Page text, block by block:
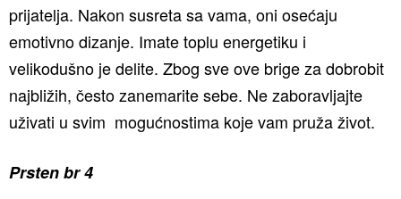
prijatelja. Nakon susreta sa vama, oni osećaju
emotivno dizanje. Imate toplu energetiku i
velikodušno je delite. Zbog sve ove brige za dobrobit
najbližih, često zanemarite sebe. Ne zaboravljajte
uživati u svim mogućnostima koje vam pruža život.
Prsten br 4